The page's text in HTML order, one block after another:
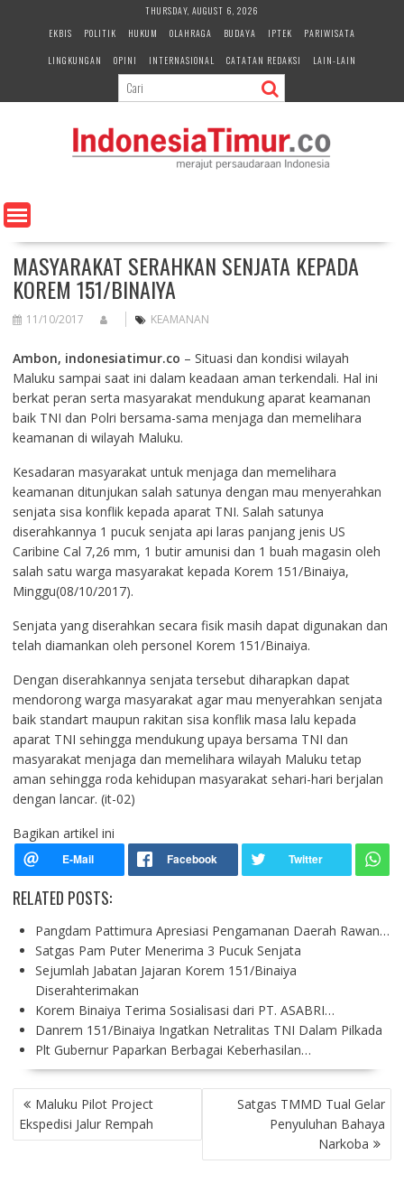
e
n
THURSDAY, AUGUST 6, 2026
EKBIS
POLITIK HUKUM OLAHRAGA BUDAYA IPTEK
PARIWISATA
LINGKUNGAN
OPINI INTERNASIONAL CATATAN REDAKSI LAIN-LAIN
MASYARAKAT SERAHKAN SENJATA KEPADA
KOREM 151/BINAIYA
11/10/2017 KEAMANAN
Ambon, indonesiatimur.co – Situasi dan kondisi wilayah
Maluku sampai saat ini dalam keadaan aman terkendali. Hal ini
berkat peran serta masyarakat mendukung aparat keamanan
baik TNI dan Polri bersama-sama menjaga dan memelihara
keamanan di wilayah Maluku.
Kesadaran masyarakat untuk menjaga dan memelihara
keamanan ditunjukan salah satunya dengan mau menyerahkan
senjata sisa konflik kepada aparat TNI. Salah satunya
diserahkannya 1 pucuk senjata api laras panjang jenis US
Caribine Cal 7,26 mm, 1 butir amunisi dan 1 buah magasin oleh
salah satu warga masyarakat kepada Korem 151/Binaiya,
Minggu(08/10/2017).
Senjata yang diserahkan secara fisik masih dapat digunakan dan
telah diamankan oleh personel Korem 151/Binaiya.
Dengan diserahkannya senjata tersebut diharapkan dapat
mendorong warga masyarakat agar mau menyerahkan senjata
baik standart maupun rakitan sisa konflik masa lalu kepada
aparat TNI sehingga mendukung upaya bersama TNI dan
masyarakat menjaga dan memelihara wilayah Maluku tetap
aman sehingga roda kehidupan masyarakat sehari-hari berjalan
dengan lancar. (it-02)
Bagikan artikel ini
RELATED POSTS:
Pangdam Pattimura Apresiasi Pengamanan Daerah Rawan…
Satgas Pam Puter Menerima 3 Pucuk Senjata
Sejumlah Jabatan Jajaran Korem 151/Binaiya
Diserahterimakan
Korem Binaiya Terima Sosialisasi dari PT. ASABRI…
Danrem 151/Binaiya Ingatkan Netralitas TNI Dalam Pilkada
Plt Gubernur Paparkan Berbagai Keberhasilan…
P
O
S
Maluku Pilot Project
Ekspedisi Jalur Rempah
Satgas TMMD Tual Gelar
Penyuluhan Bahaya
Narkoba